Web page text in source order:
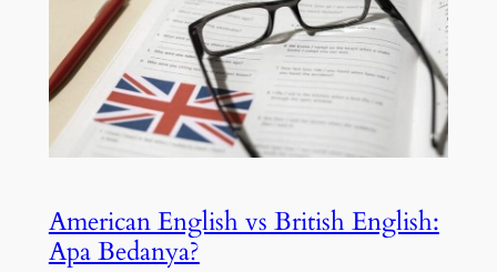
American English vs British English:
Apa Bedanya?